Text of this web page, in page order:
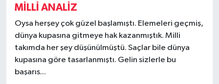
MİLLİ ANALİZ
Oysa herşey çok güzel başlamıştı. Elemeleri geçmiş,
dünya kupasına gitmeye hak kazanmıştık. Milli
takımda her şey düşünülmüştü. Saçlar bile dünya
kupasına göre tasarlanmıştı. Gelin sizlerle bu
başarıs...
Piyasa
Resmi İlanlar
Sağlık